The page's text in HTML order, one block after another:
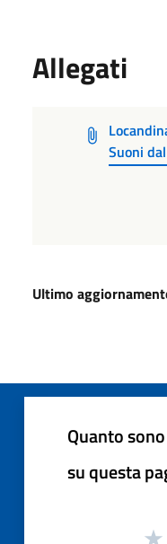
Allegati
Suoni
Ultimo
Quanto
su questa